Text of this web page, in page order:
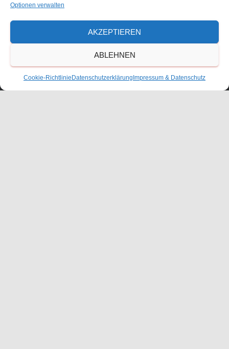
Optionen verwalten
AKZEPTIEREN
ABLEHNEN
Cookie-Richtlinie Datenschutzerklärung Impressum & Datenschutz
Größe:150 × 150 | 280 × 300 | 360 × 240 | 744 × 796
Julius-Bettinger-Str. 1